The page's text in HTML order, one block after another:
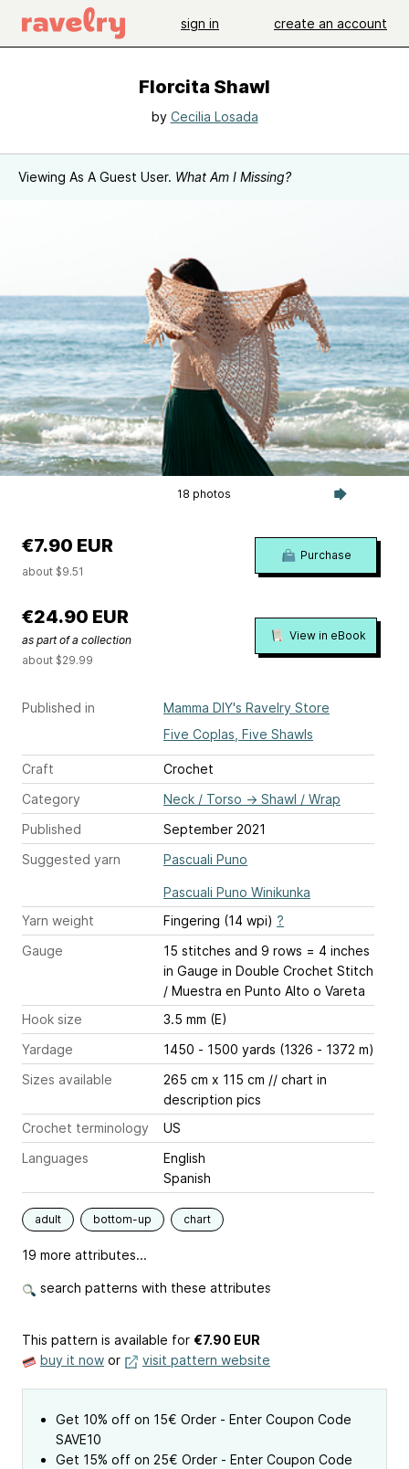
sign in create an account
Florcita Shawl
by Cecilia Losada
Viewing As A Guest User. What Am I Missing?
18 photos
Published in
Mamma DIY's Ravelry Store
Five Coplas, Five Shawls
Craft
Crochet
Category
Neck / Torso → Shawl / Wrap
Published
September 2021
Suggested yarn
Pascuali Puno
Pascuali Puno Winikunka
Yarn weight
Fingering (14 wpi) ?
Gauge
15 stitches and 9 rows = 4 inches
in Gauge in Double Crochet Stitch
/ Muestra en Punto Alto o Vareta
Hook size
3.5 mm (E)
Yardage
1450 - 1500 yards (1326 - 1372 m)
Sizes available
265 cm x 115 cm // chart in
description pics
Crochet terminology
US
Languages
English
Spanish
adult bottom-up chart
19 more attributes...
search patterns with these attributes
€7.90 EUR
about $9.51
Purchase
€24.90 EUR
as part of a collection
about $29.99
View in eBook
This pattern is available for €7.90 EUR
buy it now or visit pattern website
Get 10% off on 15€ Order - Enter Coupon Code
SAVE10
Get 15% off on 25€ Order - Enter Coupon Code